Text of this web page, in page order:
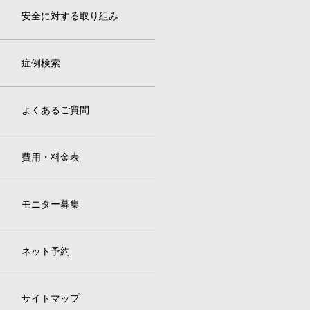
安全に対する取り組み
症例検索
よくあるご質問
費用・料金表
モニター募集
ネット予約
サイトマップ